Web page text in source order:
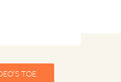
TOE